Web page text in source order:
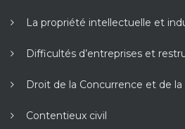
La propriété intellectuelle et
Difficultés d’entreprises et
Droit de la Concurrence et de
Contentieux civil